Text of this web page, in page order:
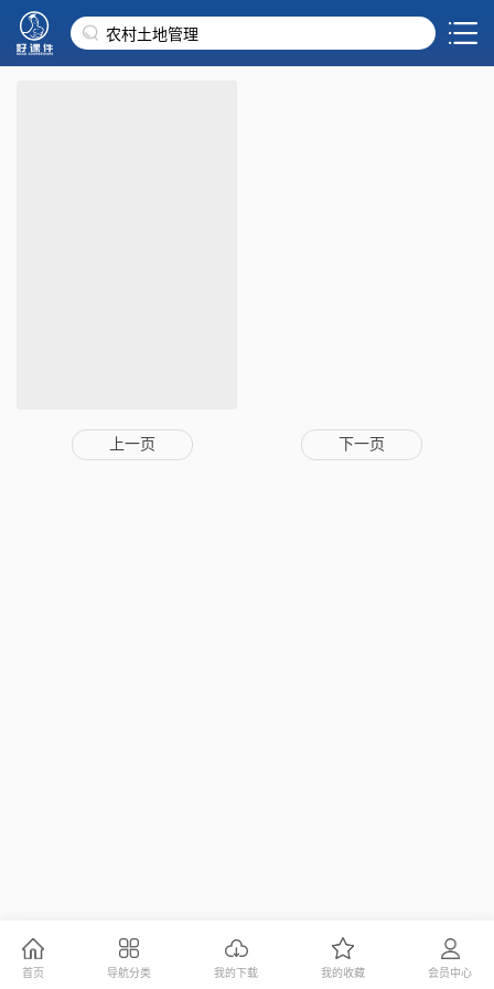
上一页 下一页
首页 导航分类 我的下载 我的收藏 会员中心